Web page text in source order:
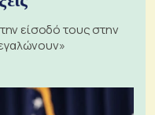
είσοδό τους στην